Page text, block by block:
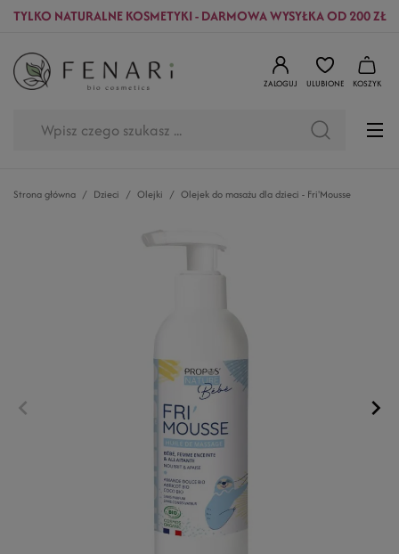
TYLKO NATURALNE KOSMETYKI - DARMOWA WYSYŁKA OD 200 ZŁ
ZALOGUJ ULUBIONE KOSZYK
Strona główna Dzieci Olejki Olejek do masażu dla dzieci - Fri'Mousse